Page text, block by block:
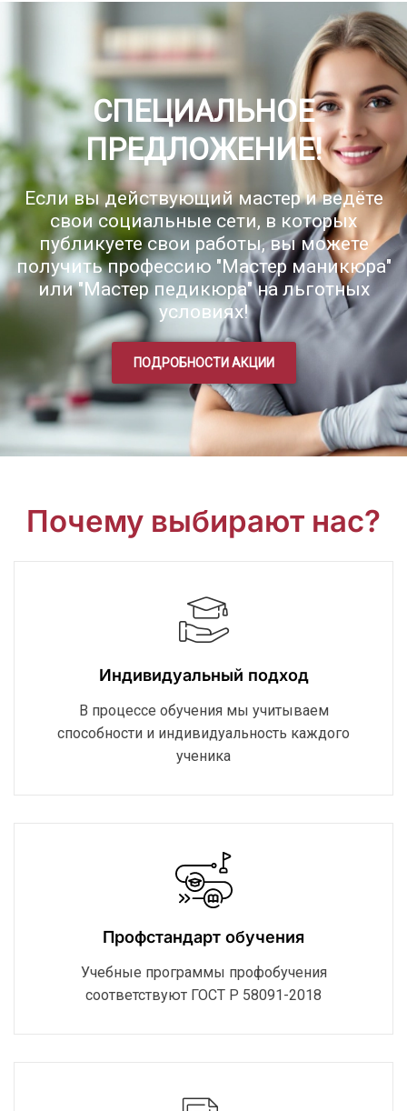
СПЕЦИАЛЬНОЕ
ПРЕДЛОЖЕНИЕ!
Если вы действующий мастер и ведёте
свои социальные сети, в которых
публикуете свои работы, вы можете
получить профессию "Мастер маникюра"
или "Мастер педикюра" на льготных
условиях!
ПОДРОБНОСТИ АКЦИИ
Почему выбирают нас?
Индивидуальный подход
В процессе обучения мы учитываем
способности и индивидуальность каждого
ученика
Профстандарт обучения
Учебные программы профобучения
соответствуют ГОСТ Р 58091-2018